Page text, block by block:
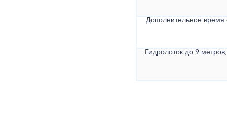
Дополнительное
Гидролоток до 9